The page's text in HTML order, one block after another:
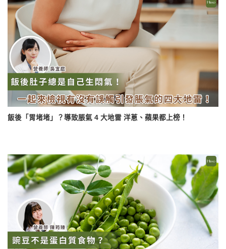
飯後「胃堵堵」？導致脹氣 4 大地雷 洋蔥、蘋果都上榜！